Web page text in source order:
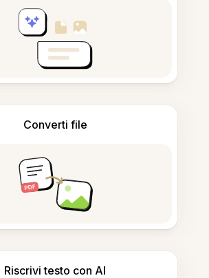
Converti file
Riscrivi testo con AI